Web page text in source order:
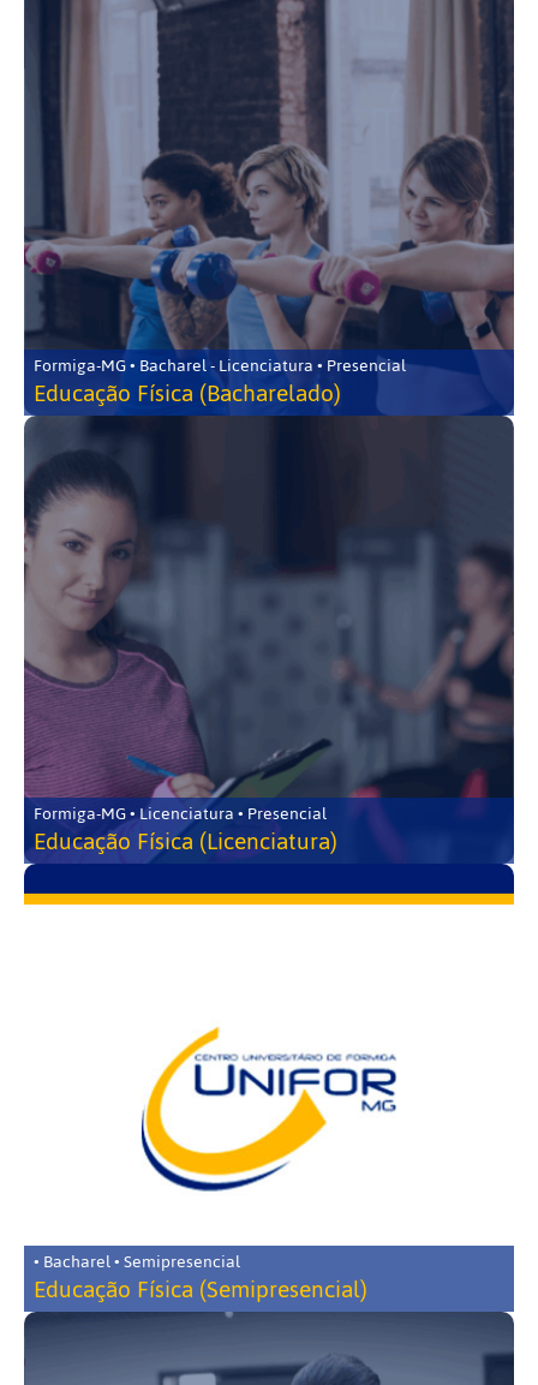
Formiga-MG • Bacharel - Licenciatura • Presencial
Educação Física (Bacharelado)
Formiga-MG • Licenciatura • Presencial
Educação Física (Licenciatura)
• Bacharel • Semipresencial
Educação Física (Semipresencial)